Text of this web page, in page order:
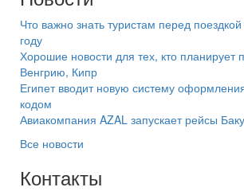
Что важно знать туристам перед
году
Хорошие новости для тех, кто планирует
Венгрию, Кипр
Египет вводит новую систему
кодом
Авиакомпания AZAL запускает рейсы
Все новости
Контакты